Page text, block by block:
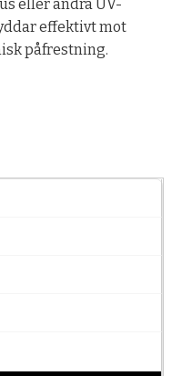
eller andra UV-
effektivt mot
påfrestning.